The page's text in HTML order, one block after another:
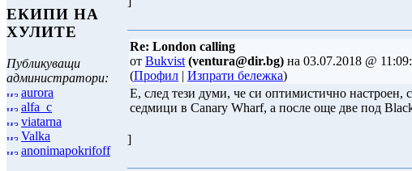
ЕКИПИ НА
ХУЛИТЕ
Публикуващи
администратори:
aurora
alfa_c
viatarna
Valka
anonimapokrifoff
Re: London calling
от Bukvist (ventura@dir.bg) на 03.07.2018 @
(Профил | Изпрати бележка)
Е, след тези думи, че си оптимистично
седмици в Canary Wharf, а после още две под
]